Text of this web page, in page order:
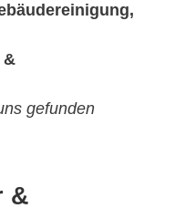
&
gefunden
&